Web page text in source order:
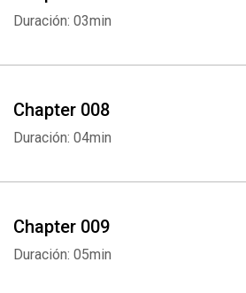
Duración: 03min
Chapter 008
Duración: 04min
Chapter 009
Duración: 05min